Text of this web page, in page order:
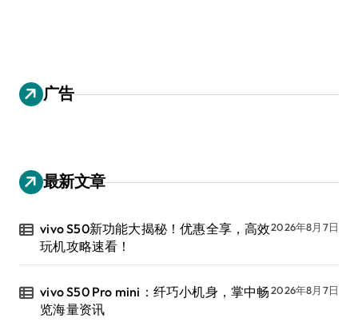
广告
最新文章
vivo S50新功能大揭秘！优惠全享，高效
玩机攻略速看！
2026年8月7日
vivo S50 Pro mini：纤巧小机身，掌中畅
览海量资讯
2026年8月7日